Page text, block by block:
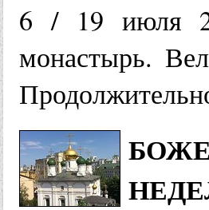
6 / 19 июля
монастырь.